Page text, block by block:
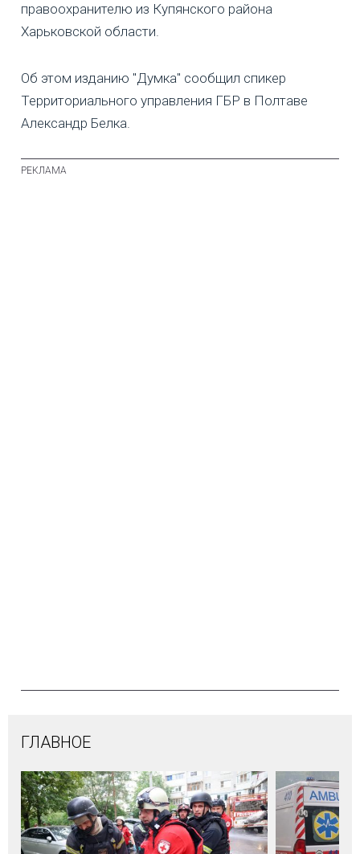
правоохранителю из Купянского района
Харьковской области.
Об этом изданию "Думка" сообщил спикер
Территориального управления ГБР в Полтаве
Александр Белка.
ГЛАВНОЕ